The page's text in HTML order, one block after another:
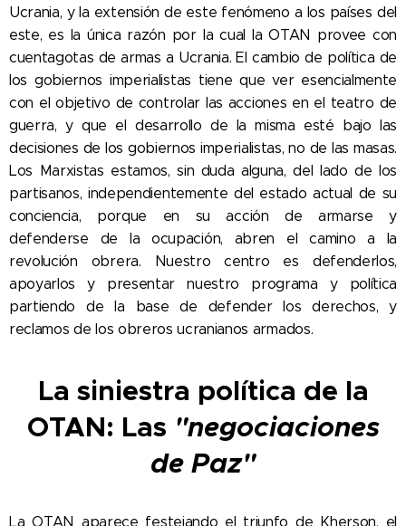
Ucrania, y la extensión de este fenómeno a los países del
este, es la única razón por la cual la OTAN provee con
cuentagotas de armas a Ucrania. El cambio de política de
los gobiernos imperialistas tiene que ver esencialmente
con el objetivo de controlar las acciones en el teatro de
guerra, y que el desarrollo de la misma esté bajo las
decisiones de los gobiernos imperialistas, no de las masas.
Los Marxistas estamos, sin duda alguna, del lado de los
partisanos, independientemente del estado actual de su
conciencia, porque en su acción de armarse y
defenderse de la ocupación, abren el camino a la
revolución obrera. Nuestro centro es defenderlos,
apoyarlos y presentar nuestro programa y política
partiendo de la base de defender los derechos, y
reclamos de los obreros ucranianos armados.
La siniestra política de la
OTAN: Las "negociaciones
de Paz"
La OTAN aparece festejando el triunfo de Kherson, el